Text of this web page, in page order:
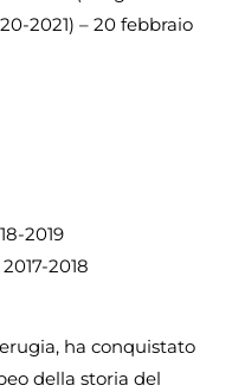
2021) – 20 febbraio
2019
2018
ha conquistato
della storia del